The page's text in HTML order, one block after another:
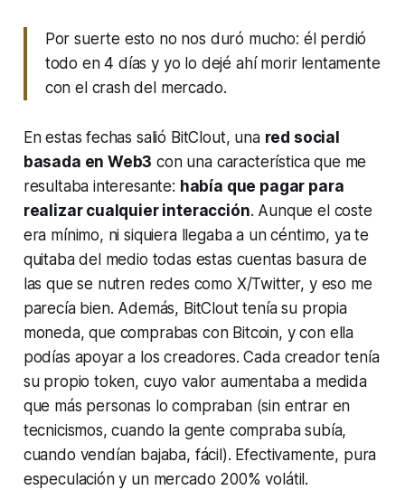
Por suerte esto no nos duró mucho: él perdió
todo en 4 días y yo lo dejé ahí morir lentamente
con el crash del mercado.
En estas fechas salió BitClout, una red social
basada en Web3 con una característica que me
resultaba interesante: había que pagar para
realizar cualquier interacción. Aunque el coste
era mínimo, ni siquiera llegaba a un céntimo, ya te
quitaba del medio todas estas cuentas basura de
las que se nutren redes como X/Twitter, y eso me
parecía bien. Además, BitClout tenía su propia
moneda, que comprabas con Bitcoin, y con ella
podías apoyar a los creadores. Cada creador tenía
su propio token, cuyo valor aumentaba a medida
que más personas lo compraban (sin entrar en
tecnicismos, cuando la gente compraba subía,
cuando vendían bajaba, fácil). Efectivamente, pura
especulación y un mercado 200% volátil.